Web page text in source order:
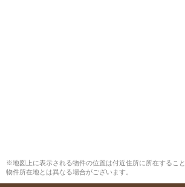
※地図上に表示される物件の位置は付近住所に所在するこ
物件所在地とは異なる場合がございます。